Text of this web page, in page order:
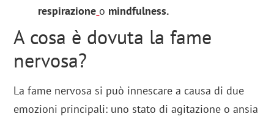
respirazione o mindfulness.
A cosa è dovuta la fame
nervosa?
La fame nervosa si può innescare a causa di due
emozioni principali: uno stato di agitazione o ansia